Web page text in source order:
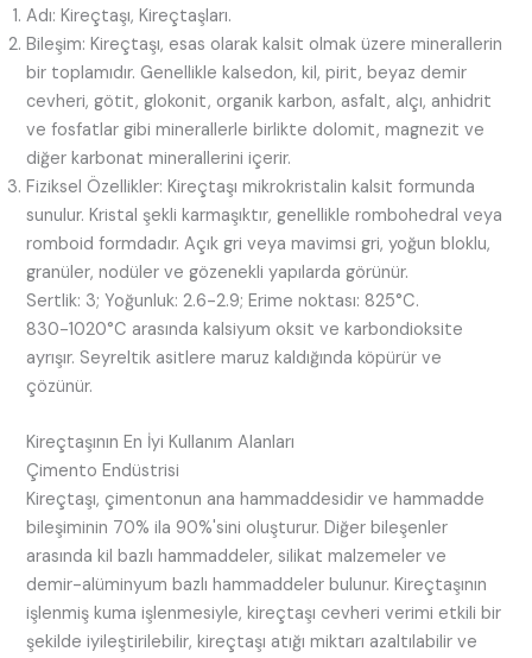
Adı: Kireçtaşı, Kireçtaşları.
Bileşim: Kireçtaşı, esas olarak kalsit olmak üzere minerallerin
bir toplamıdır. Genellikle kalsedon, kil, pirit, beyaz demir
cevheri, götit, glokonit, organik karbon, asfalt, alçı, anhidrit
ve fosfatlar gibi minerallerle birlikte dolomit, magnezit ve
diğer karbonat minerallerini içerir.
Fiziksel Özellikler: Kireçtaşı mikrokristalin kalsit formunda
sunulur. Kristal şekli karmaşıktır, genellikle rombohedral veya
romboid formdadır. Açık gri veya mavimsi gri, yoğun bloklu,
granüler, nodüler ve gözenekli yapılarda görünür.
Sertlik: 3; Yoğunluk: 2.6-2.9; Erime noktası: 825°C.
830-1020°C arasında kalsiyum oksit ve karbondioksite
ayrışır. Seyreltik asitlere maruz kaldığında köpürür ve
çözünür.
Kireçtaşının En İyi Kullanım Alanları
Çimento Endüstrisi
Kireçtaşı, çimentonun ana hammaddesidir ve hammadde
bileşiminin 70% ila 90%'sini oluşturur. Diğer bileşenler
arasında kil bazlı hammaddeler, silikat malzemeler ve
demir-alüminyum bazlı hammaddeler bulunur. Kireçtaşının
işlenmiş kuma işlenmesiyle, kireçtaşı cevheri verimi etkili bir
şekilde iyileştirilebilir, kireçtaşı atığı miktarı azaltılabilir ve